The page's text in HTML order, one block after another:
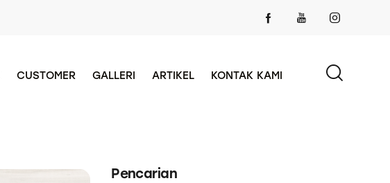
CUSTOMER GALLERI ARTIKEL KONTAK KAMI
Pencarian